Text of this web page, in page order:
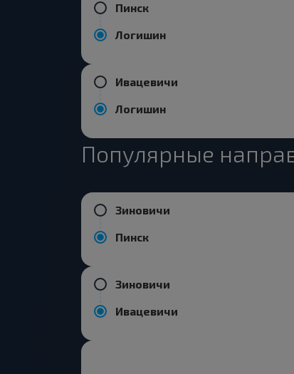
Пинск
Логишин
Ивацевичи
Логишин
Популярные
Зиновичи
Пинск
Зиновичи
Ивацевичи